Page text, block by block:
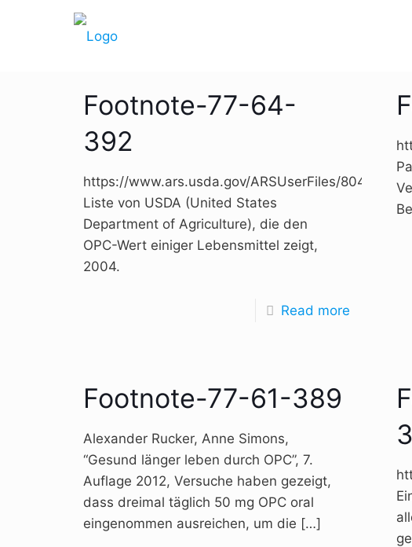
Footnote-77-64-
392
https://www.ars.usda.gov/ARSUserFiles/
Liste von USDA (United States
Department of Agriculture), die den
OPC-Wert einiger Lebensmittel zeigt,
2004.
Read more
Footnote-77-61-389
Alexander Rucker, Anne Simons,
“Gesund länger leben durch OPC”, 7.
Auflage 2012, Versuche haben gezeigt,
dass dreimal täglich 50 mg OPC oral
eingenommen ausreichen, um die […]